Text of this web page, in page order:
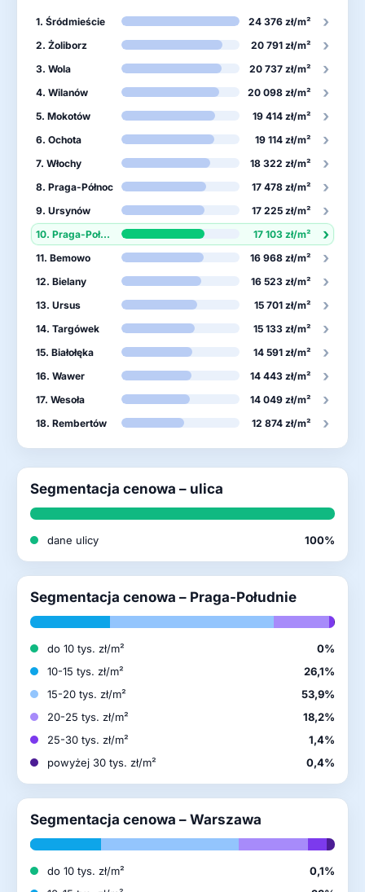
1. Śródmieście 24 376 zł/m² ›
2. Żoliborz 20 791 zł/m² ›
3. Wola 20 737 zł/m² ›
4. Wilanów 20 098 zł/m² ›
5. Mokotów 19 414 zł/m² ›
6. Ochota 19 114 zł/m² ›
7. Włochy 18 322 zł/m² ›
8. Praga-Północ 17 478 zł/m² ›
9. Ursynów 17 225 zł/m² ›
10. Praga-Południe 17 103 zł/m² ›
11. Bemowo 16 968 zł/m² ›
12. Bielany 16 523 zł/m² ›
13. Ursus 15 701 zł/m² ›
14. Targówek 15 133 zł/m² ›
15. Białołęka 14 591 zł/m² ›
16. Wawer 14 443 zł/m² ›
17. Wesoła 14 049 zł/m² ›
18. Rembertów 12 874 zł/m² ›
Segmentacja cenowa – ulica
dane ulicy 100%
Segmentacja cenowa – Praga-Południe
do 10 tys. zł/m²
0%
10-15 tys. zł/m²
26,1%
15-20 tys. zł/m²
53,9%
20-25 tys. zł/m²
18,2%
25-30 tys. zł/m²
1,4%
powyżej 30 tys. zł/m²
0,4%
Segmentacja cenowa – Warszawa
do 10 tys. zł/m²
0,1%